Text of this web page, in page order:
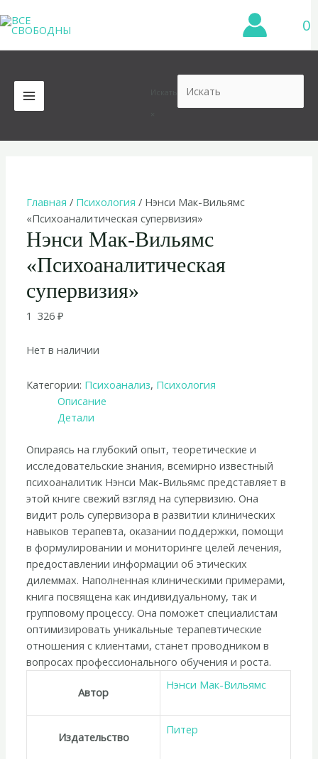
к
содержимому
0
MAIN
MENU
Главная / Психология / Нэнси Мак-Вильямс
«Психоаналитическая супервизия»
Нэнси Мак-Вильямс
«Психоаналитическая
супервизия»
1 326₽
Нет в наличии
Категории: Психоанализ, Психология
Описание
Детали
Опираясь на глубокий опыт, теоретические и
исследовательские знания, всемирно известный
психоаналитик Нэнси Мак-Вильямс представляет в
этой книге свежий взгляд на супервизию. Она
видит роль супервизора в развитии клинических
навыков терапевта, оказании поддержки, помощи
в формулировании и мониторинге целей лечения,
предоставлении информации об этических
дилеммах. Наполненная клиническими примерами,
книга посвящена как индивидуальному, так и
групповому процессу. Она поможет специалистам
оптимизировать уникальные терапевтические
отношения с клиентами, станет проводником в
вопросах профессионального обучения и роста.
Автор
Нэнси Мак-Вильямс
Издательство
Питер